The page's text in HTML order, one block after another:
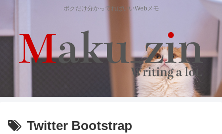
ボクだけ分かってればいいWebメモ
Twitter Bootstrap